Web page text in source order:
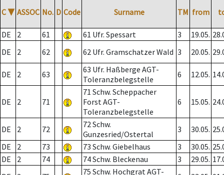
C ▼ ASSOC No. D Code Surname TM from
DE 2 61 61 Ufr. Spessart 3 19.05.
DE
2 62 62 Ufr. Gramschatzer Wald 3 20.05.
DE 2 63
63 Ufr. Haßberge AGT-
Toleranzbelegstelle
6 12.05.
DE 2 71
71 Schw. Scheppacher
Forst AGT-
Toleranzbelegstelle
6 15.05.
DE 2 72
72 Schw.
Gunzesried/Ostertal
3 30.05.
DE
2 73 73 Schw. Giebelhaus 3 30.05.
DE
2 74 74 Schw. Bleckenau 3 29.05.
75 Schw. Hochgrat AGT-